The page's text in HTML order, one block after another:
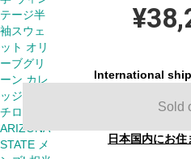
International
Sold
日本国内にお